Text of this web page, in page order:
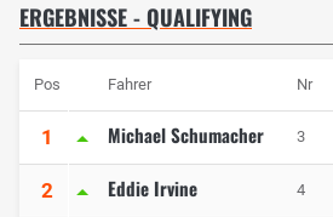
ERGEBNISSE - QUALIFYING
Pos Fahrer Nr
1 Michael Schumacher 3
2 Eddie Irvine 4